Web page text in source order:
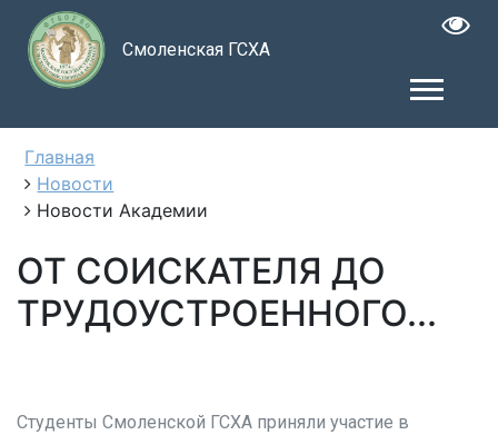
Смоленская ГСХА
Главная
Новости
Новости Академии
ОТ СОИСКАТЕЛЯ ДО
ТРУДОУСТРОЕННОГО...
Студенты Смоленской ГСХА приняли участие в